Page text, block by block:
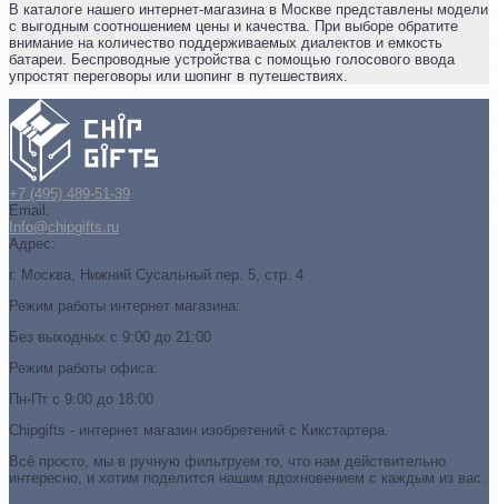
В каталоге нашего интернет-магазина в Москве представлены модели
с выгодным соотношением цены и качества. При выборе обратите
внимание на количество поддерживаемых диалектов и емкость
батареи. Беспроводные устройства с помощью голосового ввода
упростят переговоры или шопинг в путешествиях.
+7 (495) 489-51-39
Email:
Info@chipgifts.ru
Адрес:
г. Москва, Нижний Сусальный пер. 5, стр. 4
Режим работы интернет магазина:
Без выходных с 9:00 до 21:00
Режим работы офиса:
Пн-Пт с 9:00 до 18:00
Chipgifts - интернет магазин изобретений с Кикстартера.
Всё просто, мы в ручную фильтруем то, что нам действительно
интересно, и хотим поделится нашим вдохновением с каждым из вас.